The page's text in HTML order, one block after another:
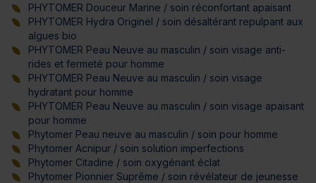
PHYTOMER Douceur Marine / soin réconfortant apaisant
PHYTOMER Hydra Originel / soin désaltérant repulpant aux
algues bio
PHYTOMER Peau Neuve au masculin / soin visage anti-
rides et fermeté pour homme
PHYTOMER Peau Neuve au masculin / soin visage
hydratant pour homme
PHYTOMER Peau Neuve au masculin / soin visage apaisant
pour homme
Phytomer Peau neuve au masculin / soin pour homme
Phytomer Acnipur / soin solution imperfections
Phytomer Citadine / soin oxygénant éclat
Phytomer Pionnier Suprême / soin révélateur de jeunesse